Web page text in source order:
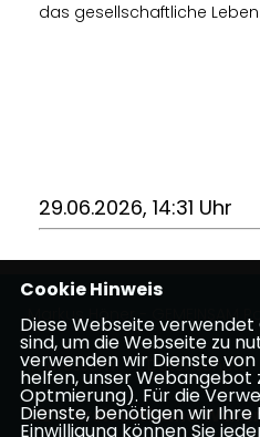
das gesellschaftliche Leben.
29.06.2026, 14:31 Uhr
Markus Höner - GEMEINSAM
Impressum Datenschutz
CDU Kreisverband
Cookie Hinweis
Diese Webseite
sind, um die Webseite zu
verwenden wir Dienste
helfen, unser
Optmierung). Für die
Dienste, benötigen wir Ihre
Einwilligung können Sie